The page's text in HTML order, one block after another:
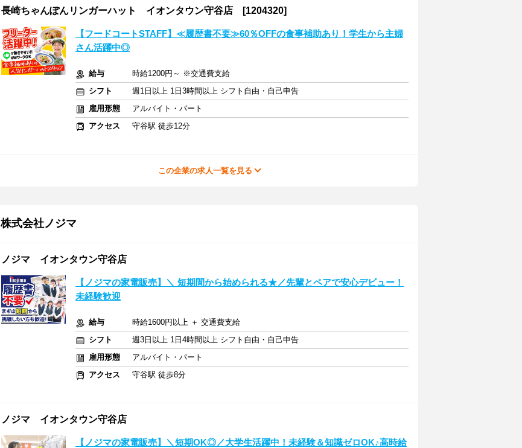
長崎ちゃんぽんリンガーハット イオンタウン守谷店 [1204320]
【フードコートSTAFF】≪履歴書不要≫60％OFFの食事補助あり！学生から主婦
さん活躍中◎
給与
時給1200円～ ※交通費支給
シフト
週1日以上 1日3時間以上 シフト自由・自己申告
雇用形態
アルバイト・パート
アクセス
守谷駅 徒歩12分
この企業の求人一覧を見る
株式会社ノジマ
ノジマ イオンタウン守谷店
【ノジマの家電販売】＼ 短期間から始められる★／先輩とペアで安心デビュー！
未経験歓迎
給与
時給1600円以上 ＋ 交通費支給
シフト
週3日以上 1日4時間以上 シフト自由・自己申告
雇用形態
アルバイト・パート
アクセス
守谷駅 徒歩8分
ノジマ イオンタウン守谷店
【ノジマの家電販売】＼短期OK◎／大学生活躍中！未経験＆知識ゼロOK♪高時給